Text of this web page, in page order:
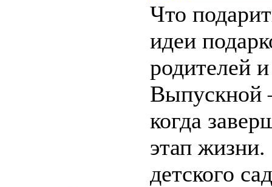
Что
идеи
родителей
Выпускной
когда
этап
детского